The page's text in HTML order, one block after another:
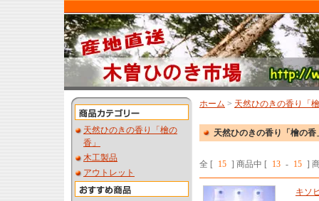
天然ひのきの香り「檜の
香」
木工製品
アウトレット
ホーム > 天然ひのきの香り「
天然ひのきの香り「檜の香
全 [ 15 ] 商品中 [ 13 - 15 ]
キソ